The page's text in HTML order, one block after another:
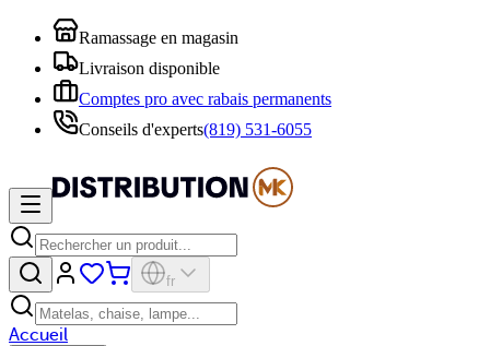
Ramassage en magasin
Livraison disponible
Comptes pro avec rabais permanents
Conseils d'experts(819) 531-6055
fr
Accueil